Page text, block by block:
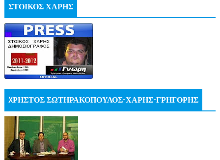
ΣΤΟΙΚΟΣ ΧΑΡΗΣ
XΡΗΣΤΟΣ ΣΩΤΗΡΑΚΟΠΟΥΛΟΣ-ΧΑΡΗΣ-ΓΡΗΓΟΡΗΣ